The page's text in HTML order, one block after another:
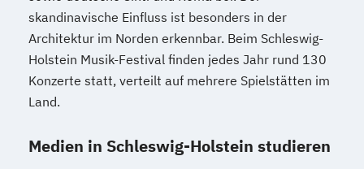
skandinavische Einfluss ist besonders in der
Architektur im Norden erkennbar. Beim Schleswig-
Holstein Musik-Festival finden jedes Jahr rund 130
Konzerte statt, verteilt auf mehrere Spielstätten im
Land.
Medien in Schleswig-Holstein studieren